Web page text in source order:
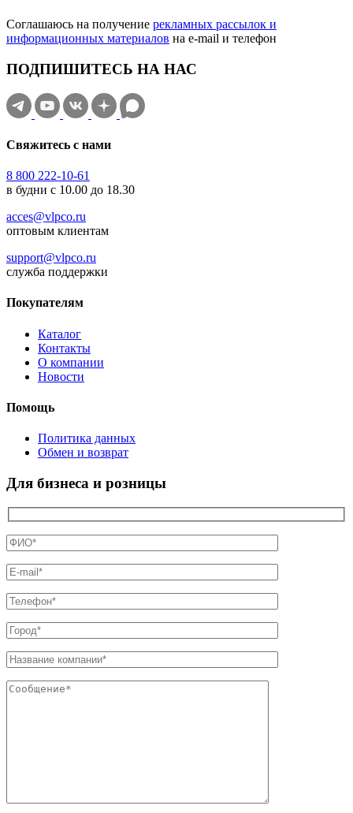
Соглашаюсь на получение рекламных рассылок и
информационных материалов на e‑mail и телефон
ПОДПИШИТЕСЬ НА НАС
Свяжитесь с нами
8 800 222-10-61
в будни с 10.00 до 18.30
acces@vlpco.ru
оптовым клиентам
support@vlpco.ru
служба поддержки
Покупателям
Каталог
Контакты
О компании
Новости
Помощь
Политика данных
Обмен и возврат
Для бизнеса и розницы